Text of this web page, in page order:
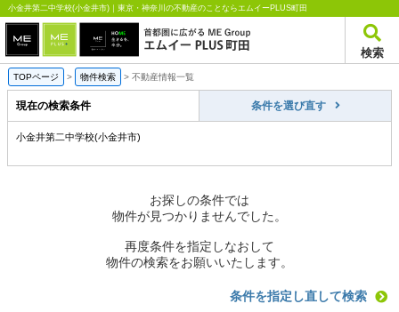
小金井第二中学校(小金井市)｜東京・神奈川の不動産のことならエムイーPLUS町田
検索
TOPページ > 物件検索 > 不動産情報一覧
現在の検索条件 条件を選び直す
小金井第二中学校(小金井市)
お探しの条件では
物件が見つかりませんでした。
再度条件を指定しなおして
物件の検索をお願いいたします。
条件を指定し直して検索